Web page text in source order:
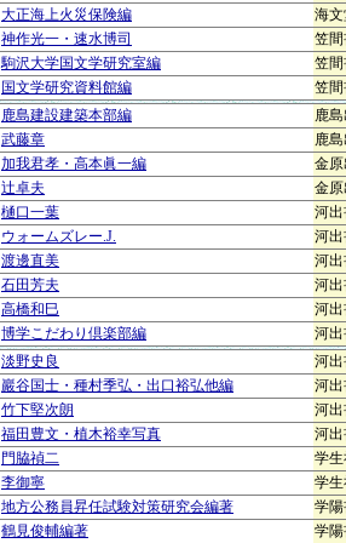
大正海上火災保険編
海
神作光一・速水博司
笠
駒沢大学国文学研究室編
笠
国文学研究資料館編
笠
鹿島建設建築本部編
鹿
武藤章
鹿
加我君孝・高本眞一編
金
辻卓夫
金
樋口一葉
河
ウォームズレー.J.
河
渡邊直美
河
石田芳夫
河
高橋和巳
河
博学こだわり倶楽部編
河
淡野史良
河
巖谷国士・種村季弘・出口裕弘他編
河
竹下堅次朗
河
福田豊文・植木裕幸写真
河
門脇禎二
学
李御寧
学
地方公務員昇任試験対策研究会編著
学
鶴見俊輔編著
学